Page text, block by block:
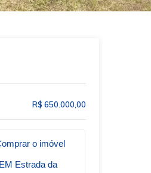
R$ 650.000,00